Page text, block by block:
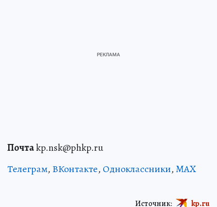
Почтаkp.nsk@phkp.ru
Телеграм, ВКонтакте, Одноклассники,MAX
Источник: kp.ru